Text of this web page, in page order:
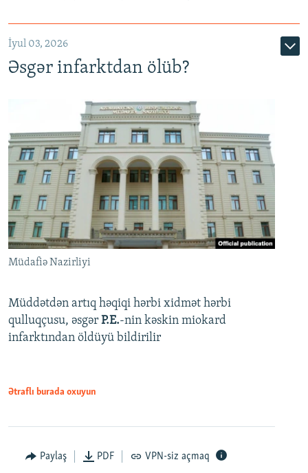
720p 1080p
İyul 03, 2026
Əsgər infarktdan ölüb?
Müdafiə Nazirliyi
Müddətdən artıq həqiqi hərbi xidmət hərbi
qulluqçusu, əsgər P.E.-nin kəskin miokard
infarktından öldüyü bildirilir
Ətraflı burada oxuyun
Paylaş PDF VPN-siz açmaq